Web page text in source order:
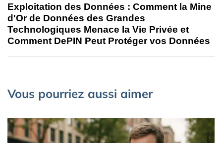
Exploitation des Données : Comment la Mine
d'Or de Données des Grandes
Technologiques Menace la Vie Privée et
Comment DePIN Peut Protéger vos Données
Vous pourriez aussi aimer